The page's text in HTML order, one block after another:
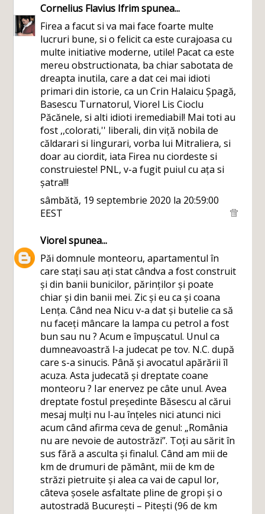
Cornelius Flavius Ifrimspunea...
Firea a facut si va mai face foarte multe
lucruri bune, si o felicit ca este curajoasa cu
multe initiative moderne, utile! Pacat ca este
mereu obstructionata, ba chiar sabotata de
dreapta inutila, care a dat cei mai idioti
primari din istorie, ca un Crin Halaicu Șpagă,
Basescu Turnatorul, Viorel Lis Cioclu
Păcănele, si alti idioti iremediabil! Mai toti au
fost ,,colorati,'' liberali, din viță nobila de
căldarari si lingurari, vorba lui Mitraliera, si
doar au ciordit, iata Firea nu ciordeste si
construieste! PNL, v-a fugit puiul cu ața si
șatra!!!
sâmbătă, 19 septembrie 2020 la 20:59:00
EEST
Viorelspunea...
Păi domnule monteoru, apartamentul în
care stați sau ați stat cândva a fost construit
și din banii bunicilor, părinților și poate
chiar și din banii mei. Zic și eu ca și coana
Lența. Când nea Nicu v-a dat și butelie ca să
nu faceți mâncare la lampa cu petrol a fost
bun sau nu ? Acum e împușcatul. Unul ca
dumneavoastră l-a judecat pe tov. N.C. după
care s-a sinucis. Până și avocatul apărării îl
acuza. Asta judecată și dreptate coane
monteoru ? Iar enervez pe câte unul. Avea
dreptate fostul președinte Băsescu al cărui
mesaj mulți nu l-au înțeles nici atunci nici
acum când afirma ceva de genul: „România
nu are nevoie de autostrăzi”. Toți au sărit în
sus fără a asculta și finalul. Când am mii de
km de drumuri de pământ, mii de km de
străzi pietruite și alea ca vai de capul lor,
câteva șosele asfaltate pline de gropi și o
autostradă București – Pitești (96 de km